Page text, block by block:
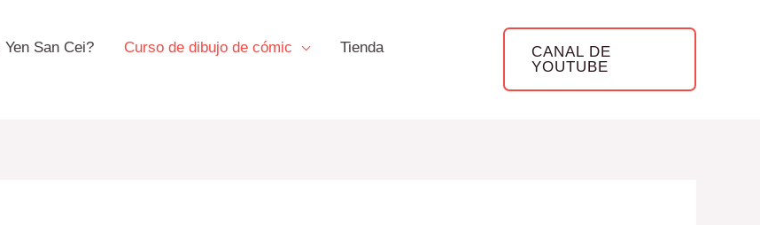
Yen San Cei? Curso de dibujo de cómic
Tienda
CANAL DE
YOUTUBE